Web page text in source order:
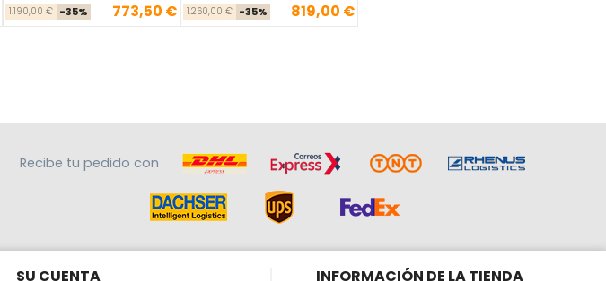
Precio base
1.190,00 € -35% Precio
773,50 € Precio base
1.260,00 € -35% Precio
819,00 €
Recibe tu pedido con
SU CUENTA INFORMACIÓN DE LA TIENDA